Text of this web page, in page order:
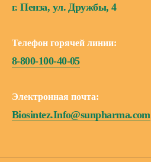
г. Пенза, ул. Дружбы, 4
Телефон горячей линии:
8-800-100-40-05
Электронная почта:
Biosintez.Info@sunpharma.com